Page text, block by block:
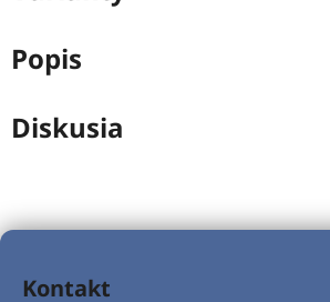
Popis
Diskusia
Z
Kontakt